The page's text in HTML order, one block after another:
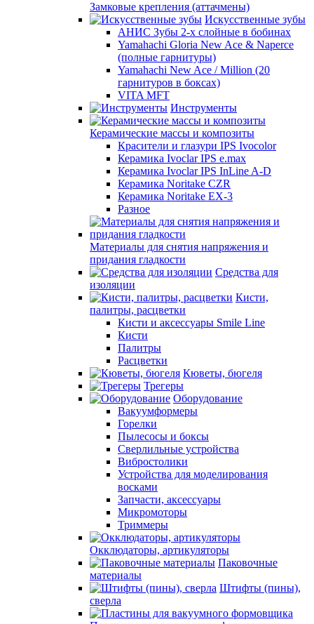
Замковые крепления (аттачмены)
Искусственные зубы
АНИС Зубы 2-х слойные в бобинах
Yamahachi Gloria New Ace & Naperce
(полные гарнитуры)
Yamahachi New Ace / Million (20
гарнитуров в боксах)
VITA MFT
Инструменты
Керамические массы и композиты
Красители и глазури IPS Ivocolor
Керамика Ivoclar IPS e.max
Керамика Ivoclar IPS InLine A-D
Керамика Noritake CZR
Керамика Noritake EX-3
Разное
Материалы для снятия напряжения и
придания гладкости
Средства для
изоляции
Кисти,
палитры, расцветки
Кисти и аксессуары Smile Line
Кисти
Палитры
Расцветки
Кюветы, бюгеля
Трегеры
Оборудование
Вакуумформеры
Горелки
Пылесосы и боксы
Сверлильные устройства
Вибростолики
Устройства для моделирования
восками
Запчасти, аксессуары
Микромоторы
Триммеры
Окклюдаторы, артикуляторы
Паковочные
материалы
Штифты (пины),
сверла